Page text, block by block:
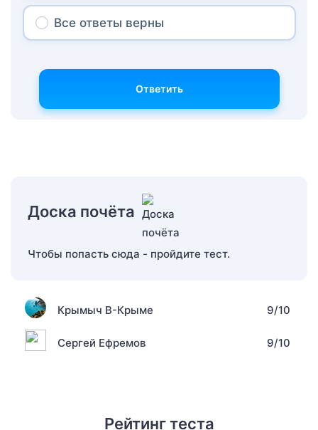
Все ответы верны
Ответить
Доска почёта
Чтобы попасть сюда - пройдите тест.
Крымыч В-Крыме 9/10
Сергей Ефремов 9/10
Рейтинг теста